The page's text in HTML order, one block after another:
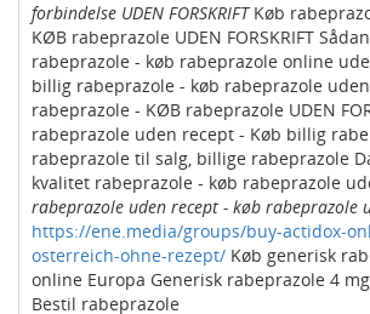
forbindelse UDEN FORSKRIFTKøb
KØB rabeprazole UDEN FORSKRIFT
rabeprazole - køb rabeprazole online
billig rabeprazole - køb rabeprazole
rabeprazole - KØB rabeprazole UDEN
rabeprazole uden recept - Køb billig
rabeprazole til salg, billige rabeprazole
kvalitet rabeprazole - køb rabeprazole
rabeprazole uden recept - køb rabeprazole
https://ene.media/groups/buy-actidox-
osterreich-ohne-rezept/ Køb generisk
online Europa Generisk rabeprazole 4
Bestil rabeprazole